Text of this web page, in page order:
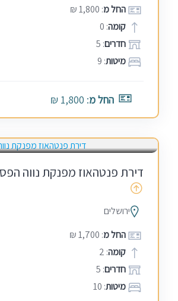
החל מ: 1,800 ₪
קומה: 0
חדרים: 5
מיטות: 9
החל מ: 1,800 ₪
דירת פנטהאוז מפנקת נווה
ירושלים
החל מ: 1,700 ₪
קומה: 2
חדרים: 5
מיטות: 10